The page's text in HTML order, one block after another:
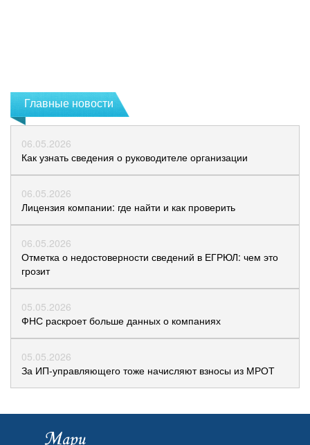
Главные новости
06.05.2026
Как узнать сведения о руководителе организации
06.05.2026
Лицензия компании: где найти и как проверить
06.05.2026
Отметка о недостоверности сведений в ЕГРЮЛ: чем это
грозит
05.05.2026
ФНС раскроет больше данных о компаниях
05.05.2026
За ИП-управляющего тоже начисляют взносы из МРОТ